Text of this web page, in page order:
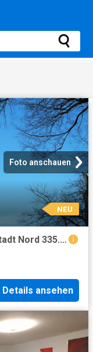
Foto anschauen
NEU
Wohnung zum Kaufen in Köln Neustadt Nord 335.000,00 EUR 55 m²
Details ansehen